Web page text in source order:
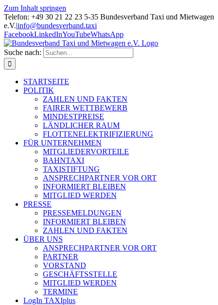
Zum Inhalt springen
Telefon: +49 30 21 22 23 5-35 Bundesverband Taxi und Mietwagen
e.V.|info@bundesverband.taxi
FacebookLinkedInYouTubeWhatsApp
Suche nach:
STARTSEITE
POLITIK
ZAHLEN UND FAKTEN
FAIRER WETTBEWERB
MINDESTPREISE
LÄNDLICHER RAUM
FLOTTENELEKTRIFIZIERUNG
FÜR UNTERNEHMEN
MITGLIEDERVORTEILE
BAHNTAXI
TAXISTIFTUNG
ANSPRECHPARTNER VOR ORT
INFORMIERT BLEIBEN
MITGLIED WERDEN
PRESSE
PRESSEMELDUNGEN
INFORMIERT BLEIBEN
ZAHLEN UND FAKTEN
ÜBER UNS
ANSPRECHPARTNER VOR ORT
PARTNER
VORSTAND
GESCHÄFTSSTELLE
MITGLIED WERDEN
TERMINE
LogIn TAXIplus